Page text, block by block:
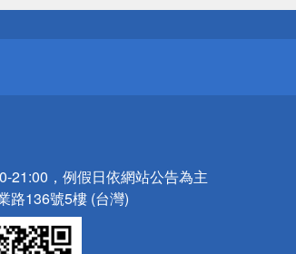
21:00，例假日依網站公告為主
路136號5樓 (台灣)